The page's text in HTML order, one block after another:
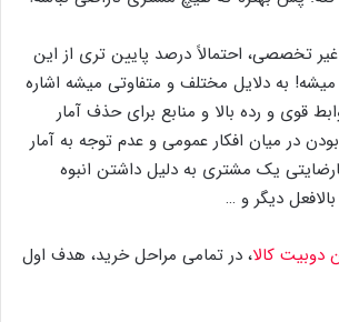
تخصصی، احتمالاً درصد پایین تری از این
به دلایل مختلف و متفاوتی میشه اشاره
قوی و رده بالا و منابع برای حذف آمار
در میان افکار عمومی و عدم توجه به آمار
یک مشتری به دلیل داشتن انبوه
دیگر و …
دوبیت کالا، در تمامی مراحل خرید، هدف اول